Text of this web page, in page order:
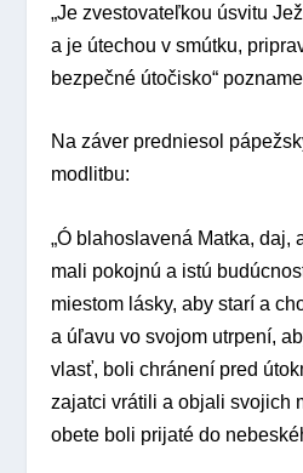
„Je zvestovateľkou úsvitu
a je útechou v smútku,
bezpečné útočisko“
Na záver predniesol
modlitbu:
„Ó blahoslavená Matka, daj,
mali pokojnú a istú
miestom lásky, aby starí a
a úľavu vo svojom utrpení,
vlasť, boli chránení pred
zajatci vrátili a objali svojich
obete boli prijaté do